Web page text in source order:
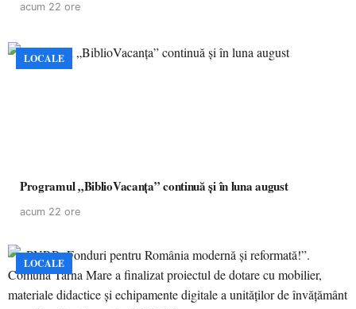
acum 22 ore
LOCALE
Programul „BiblioVacanța” continuă și în luna august
acum 22 ore
LOCALE